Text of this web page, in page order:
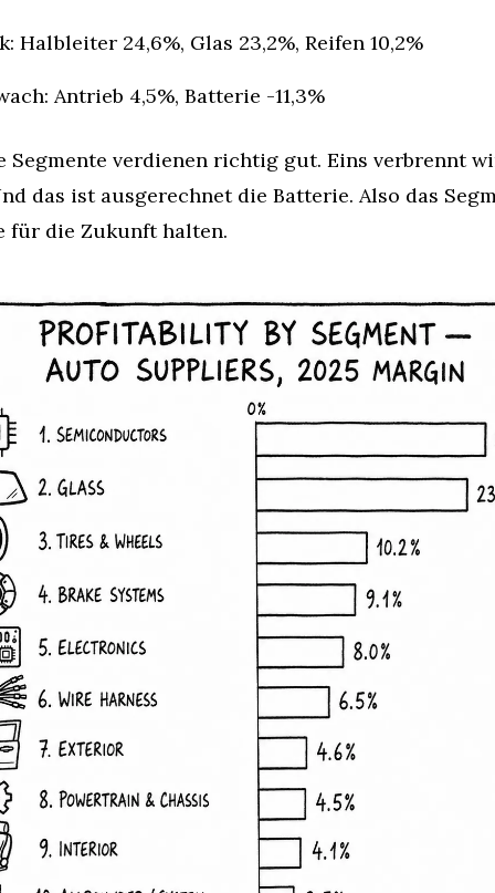
Halbleiter 24,6%, Glas 23,2%, Reifen 10,2%
Antrieb 4,5%, Batterie -11,3%
Segmente verdienen richtig gut. Eins verbrennt
das ist ausgerechnet die Batterie. Also das
für die Zukunft halten.